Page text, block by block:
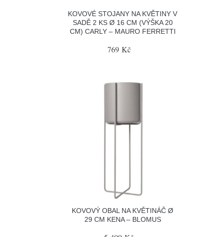
KOVOVÉ STOJANY NA KVĚTINY V
SADĚ 2 KS Ø 16 CM (VÝŠKA 20
CM) CARLY – MAURO FERRETTI
769 Kč
KOVOVÝ OBAL NA KVĚTINÁČ Ø
29 CM KENA – BLOMUS